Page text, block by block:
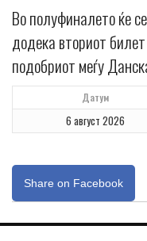
Во полуфиналето ќе
додека вториот
подобриот меѓу
Датум
6 август 2026
Share on Facebook